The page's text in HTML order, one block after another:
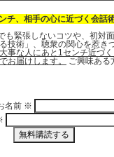
チ、相手の心に近づく会話術
も緊張しないコツや、初対
技術」、聴衆の関心を惹き
大事な人にあと1センチ近づ
お届けします。
ご興味ある
名前 ※